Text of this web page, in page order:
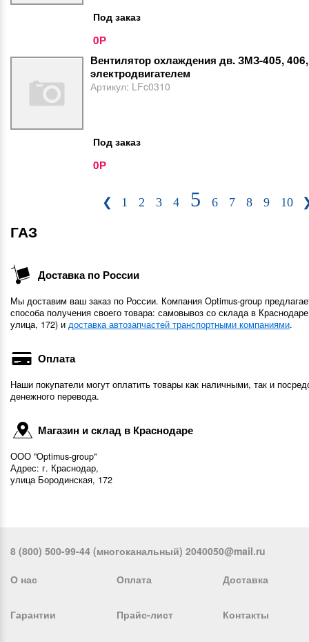
Под заказ
0Р
Вентилятор охлаждения дв. ЗМЗ-405,
электродвигателем
Артикул: LFc0310
Под заказ
0Р
❮ 1 2 3 4 5 6 7 8 9 10
ГАЗ
Доставка по России
Мы доставим ваш заказ по России. Компания Optimus-group
способа получения своего товара: самовывоз со склада в
улица, 172) и доставка автозапчастей транспортными компаниями.
Оплата
Наши покупатели могут оплатить товары как наличными, так и
денежного перевода.
Магазин и склад в Краснодаре
ООО "Optimus-group"
Адрес: г. Краснодар,
улица Бородинская, 172
8 (800) 500-99-44 (многоканальный) 2040050@mail.ru
О нас Оплата Доставка
Гарантии Прайс-лист Контакты